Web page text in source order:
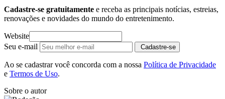
Cadastre-se gratuitamente e receba as principais notícias, estreias,
renovações e novidades do mundo do entretenimento.
Website
Seu e-mail
Cadastre-se
Ao se cadastrar você concorda com a nossa Política de Privacidade
e Termos de Uso.
Sobre o autor